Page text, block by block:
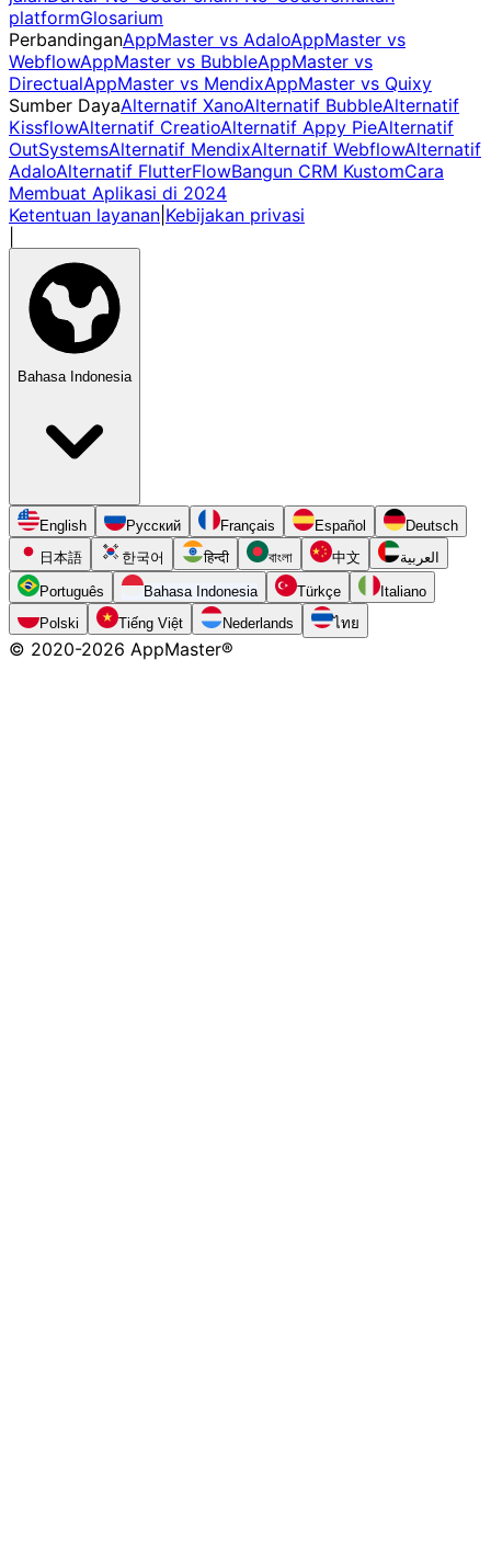
platformGlosarium
PerbandinganAppMaster vs AdaloAppMaster vs
WebflowAppMaster vs BubbleAppMaster vs
DirectualAppMaster vs MendixAppMaster vs Quixy
Sumber DayaAlternatif XanoAlternatif BubbleAlternatif
KissflowAlternatif CreatioAlternatif Appy PieAlternatif
OutSystemsAlternatif MendixAlternatif WebflowAlternatif
AdaloAlternatif FlutterFlowBangun CRM KustomCara
Membuat Aplikasi di 2024
Ketentuan layanan Kebijakan privasi
Bahasa Indonesia
English Русский Français Español
Deutsch
日本語
한국어 हिन्दी বাংলা 中文 العربية
Português Bahasa Indonesia Türkçe
Italiano
Polski
Tiếng Việt Nederlands ไทย
© 2020-2026 AppMaster®